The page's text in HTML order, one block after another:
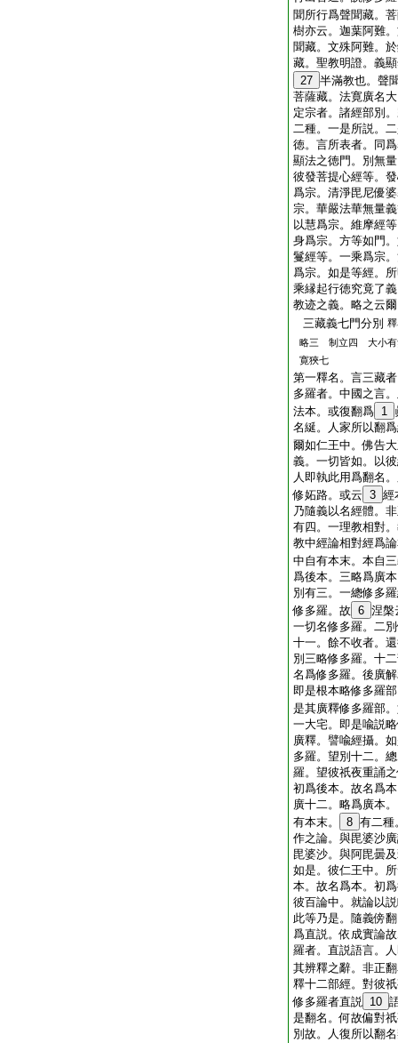
聞所行爲聲聞藏。
樹亦云。迦葉阿難
聞藏。文殊阿難。
藏。聖教明證。義
27 半滿教也。聲
菩薩藏。法寛廣名
定宗者。諸經部別
二種。一是所説。
徳。言所表者。同
顯法之徳門。別無
彼發菩提心經等。
爲宗。清淨毘尼優
宗。華嚴法華無量
以慧爲宗。維摩經
身爲宗。方等如門
鬘經等。一乘爲宗
爲宗。如是等經。
乘縁起行徳究竟了
教迹之義。略之云爾
三藏義七門分別
略三 制立四 大小
寛狹七
第一釋名。言三藏
多羅者。中國之言
法本。或復翻爲 1
名綖。人家所以翻
爾如仁王中。佛告
義。一切皆如。以
人即執此用爲翻名
修妬路。或云 3 經
乃隨義以名經體。
有四。一理教相對
教中經論相對經爲
中自有本末。本自
爲後本。三略爲廣
別有三。一總修多
修多羅。故 6 涅槃
一切名修多羅。二
十一。餘不收者。
別三略修多羅。十
名爲修多羅。後廣
即是根本略修多羅
是其廣釋修多羅部
一大宅。即是喩説
廣釋。譬喩經攝。
多羅。望別十二。
羅。望彼祇夜重誦
初爲後本。故名爲
廣十二。略爲廣本
有本末。
8 有二種
作之論。與毘婆沙
毘婆沙。與阿毘曇
如是。彼仁王中。
本。故名爲本。初
彼百論中。就論以
此等乃是。隨義傍
爲直説。依成實論
羅者。直説語言。
其辨釋之辭。非正
釋十二部經。對彼
修多羅者直説 10
是翻名。何故偏對
別故。人復所以翻